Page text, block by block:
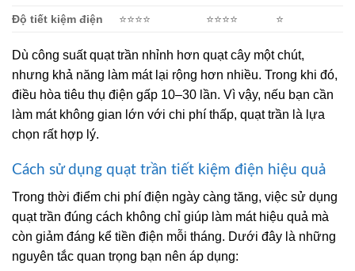
Độ tiết kiệm điện ⭐⭐⭐⭐ ⭐⭐⭐⭐ ⭐
Dù công suất quạt trần nhỉnh hơn quạt cây một chút,
nhưng khả năng làm mát lại rộng hơn nhiều. Trong khi đó,
điều hòa tiêu thụ điện gấp 10–30 lần. Vì vậy, nếu bạn cần
làm mát không gian lớn với chi phí thấp, quạt trần là lựa
chọn rất hợp lý.
Cách sử dụng quạt trần tiết kiệm điện hiệu quả
Trong thời điểm chi phí điện ngày càng tăng, việc sử dụng
quạt trần đúng cách không chỉ giúp làm mát hiệu quả mà
còn giảm đáng kể tiền điện mỗi tháng. Dưới đây là những
nguyên tắc quan trọng bạn nên áp dụng: